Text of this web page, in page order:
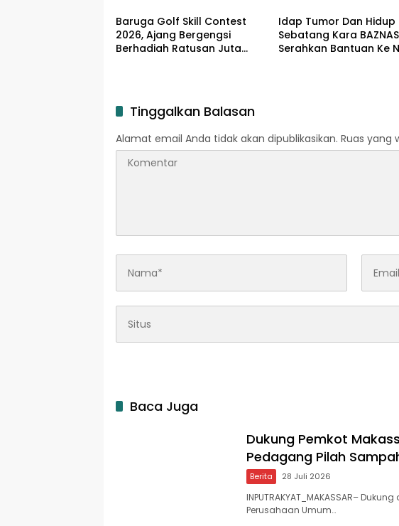
Baruga Golf Skill Contest
2026, Ajang Bergengsi
Berhadiah Ratusan Juta
Idap Tumor Dan Hidup
Sebatang Kara BAZNAS
Serahkan Bantuan Ke
Tinggalkan Balasan
Alamat email Anda tidak akan dipublikasikan. Ruas yang
Baca Juga
Dukung Pemkot
Pedagang Pilah
Berita 28 Juli 2026
INPUTRAKYAT_MAKASSAR–
Perusahaan Umum…